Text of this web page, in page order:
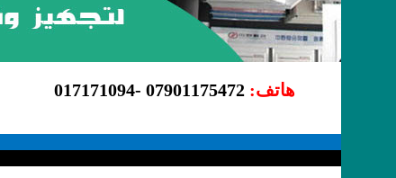
هاتف:07901175472
-017171094